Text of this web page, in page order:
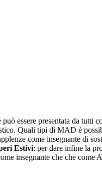
essere presentata da tutti
Quali tipi di MAD è
come insegnante di
Estivi: per dare infine la
insegnante che che come